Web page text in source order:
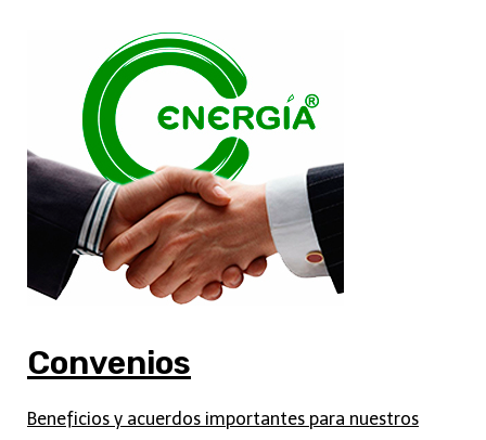
Convenios
Beneficios y acuerdos importantes para nuestros